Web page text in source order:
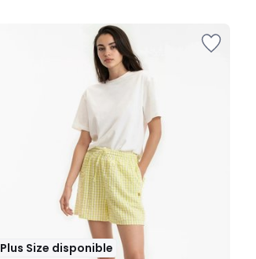
Plus Size disponible